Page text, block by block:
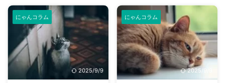
にゃんコラム
2025/9/9
にゃんコラム
2025/9/9